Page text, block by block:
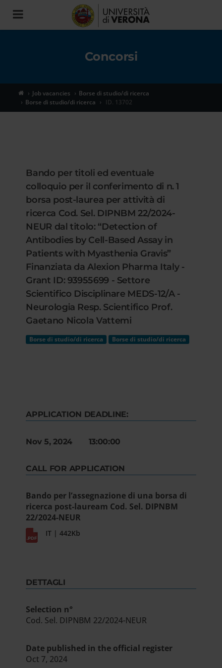
Toggle
navigation
Concorsi
Job vacancies
Borse di studio/di ricerca
Borse di studio/di ricerca
ID. 13702
Bando per titoli ed eventuale
colloquio per il conferimento di n. 1
borsa post-laurea per attività di
ricerca Cod. Sel. DIPNBM 22/2024-
NEUR dal titolo: “Detection of
Antibodies by Cell-Based Assay in
Patients with Myasthenia Gravis”
Finanziata da Alexion Pharma Italy -
Grant ID: 93955699 - Settore
Scientifico Disciplinare MEDS-12/A -
Neurologia Resp. Scientifico Prof.
Gaetano Nicola Vattemi
Borse di studio/di ricerca Borse di studio/di ricerca
APPLICATION DEADLINE:
Nov 5, 2024 13:00:00
CALL FOR APPLICATION
Bando per l’assegnazione di una borsa di
ricerca post-lauream Cod. Sel. DIPNBM
22/2024-NEUR
IT | 442Kb
DETTAGLI
Selection n°
Cod. Sel. DIPNBM 22/2024-NEUR
Date published in the official register
Oct 7, 2024